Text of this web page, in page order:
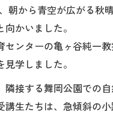
朝から青空が広がる
かいました。
ンターの亀ヶ谷純一
学しました。
接する舞岡公園での自
生たちは、急傾斜の